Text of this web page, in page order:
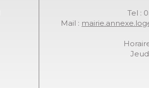
Tel :
Mail :